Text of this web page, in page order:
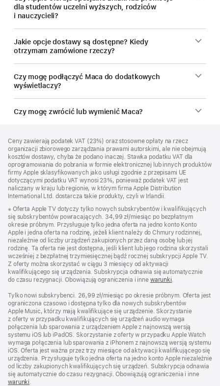
dla studentów uczelni wyższych, rodziców
i nauczycieli?
Jakie opcje dostawy są dostępne? Kiedy
otrzymam zamówione rzeczy?
Czy mogę podłączyć Maca do dodatkowych
wyświetlaczy?
Czy mogę zwrócić lub wymienić Maca?
Ceny zawierają podatek VAT (23%) oraz stosowne opłaty na rzecz
organizacji zbiorowego zarządzania prawami autorskimi, ale nie obejmują
kosztów dostawy, chyba że podano inaczej. Stawka podatku VAT dla
oprogramowania do pobrania w formie elektronicznej lub innych produktów
firmy Apple sklasyfikowanych jako usługi zgodnie z przepisami UE
dotyczącymi podatku VAT wynosi 23%, ponieważ podatek VAT jest
naliczany w kraju lub regionie, w którym firma Apple Distribution
International Ltd. dostarcza takie produkty, czyli w Irlandii.
Przypis
※ Oferta Apple TV dotyczy tylko nowych subskrybentów i kwalifikujących
się subskrybentów powracających. 34,99 zł/miesiąc po bezpłatnym
okresie próbnym. Przysługuje tylko jedna oferta na jedno konto Konto
Apple i jedna oferta na rodzinę, jeżeli klient należy do Chmury rodzinnej,
niezależnie od liczby urządzeń zakupionych przez daną osobę lub jej
rodzinę. Ta oferta nie jest dostępna, jeśli klient lub jego rodzina skorzystali
wcześniej z bezpłatnej trzymiesięcznej bądź rocznej subskrypcji Apple TV.
Z oferty można skorzystać w ciągu 3 miesięcy od aktywacji
kwalifikującego się urządzenia. Subskrypcja odnawia się automatycznie
do czasu rezygnacji. Obowiązują ograniczenia i inne warunki.
Tylko nowi subskrybenci. 26,99 zł/miesiąc po okresie próbnym. Oferta jest
ograniczona czasowo i dostępna tylko dla nowych subskrybentów
Apple Music, którzy mają kwalifikujące się urządzenie. Skorzystanie
z oferty w przypadku kwalifikujących się urządzeń audio wymaga
połączenia lub sparowania z urządzeniem Apple z najnowszą wersją
systemu iOS lub iPadOS. Skorzystanie z oferty w przypadku Apple Watch
wymaga połączenia lub sparowania z iPhonem z najnowszą wersją systemu
iOS. Oferta jest ważna przez trzy miesiące od aktywacji kwalifikującego się
urządzenia. Przysługuje tylko jedna oferta na jedno konto Apple niezależnie
od liczby zakupionych kwalifikujących się urządzeń. Subskrypcja odnawia
się automatycznie do czasu rezygnacji. Obowiązują ograniczenia i inne
warunki.